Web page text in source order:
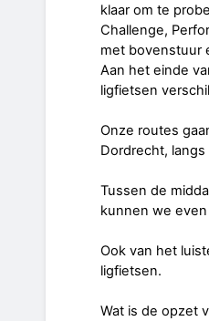
klaar om te
Challenge,
met bovenstuur
Aan het einde
ligfietsen
Onze routes
Dordrecht,
Tussen de
kunnen we
Ook van het
ligfietsen.
Wat is de opzet